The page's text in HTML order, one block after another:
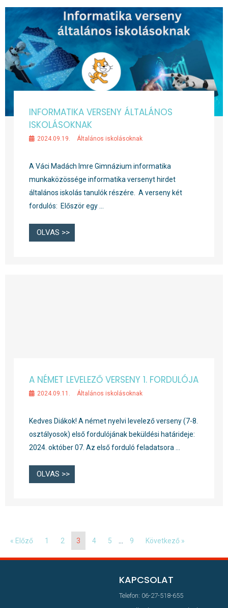
INFORMATIKA VERSENY ÁLTALÁNOS
ISKOLÁSOKNAK
2024.09.19. Általános iskolásoknak
A Váci Madách Imre Gimnázium informatika
munkaközössége informatika versenyt hirdet
általános iskolás tanulók részére. A verseny két
fordulós: Először egy …
OLVAS >>
A NÉMET LEVELEZŐ VERSENY 1. FORDULÓJA
2024.09.11. Általános iskolásoknak
Kedves Diákok! A német nyelvi levelező verseny (7-8.
osztályosok) első fordulójának beküldési határideje:
2024. október 07. Az első forduló feladatsora …
OLVAS >>
« Előző 1 2 3 4 5 … 9 Következő »
KAPCSOLAT
Telefon: 06-27-518-655